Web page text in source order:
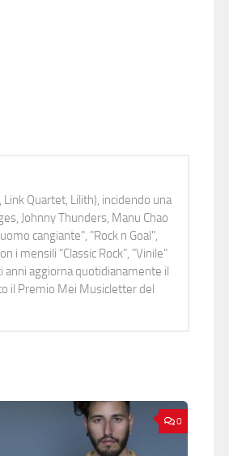
Quartet, Lilith), incidendo una
Johnny Thunders, Manu Chao
cangiante", "Rock n Goal",
i mensili “Classic Rock”, "Vinile"
anni aggiorna quotidianamente il
il Premio Mei Musicletter del
0